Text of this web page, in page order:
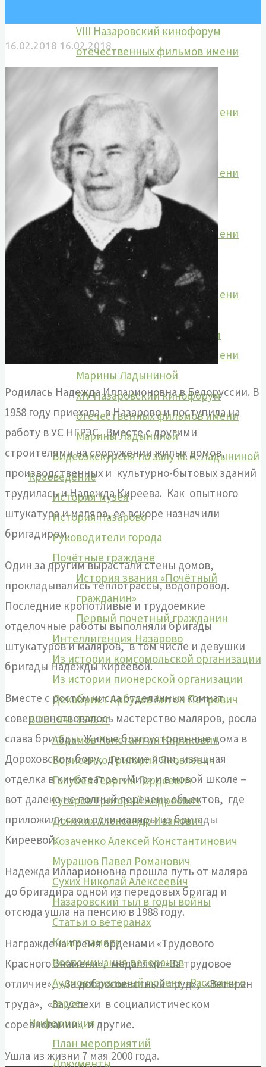
VIII Назаровский кинофорум
отечественных фильмов имени
Марины Ладыниной
IX Назаровский кинофорум
отечественных фильмов имени
Марины Ладыниной
X Назаровский кинофорум
отечественных фильмов имени
Марины Ладыниной
XI Назаровский кинофорум
отечественных фильмов имени
Марины Ладыниной
XII Назаровский кинофорум
отечественных фильмов имени
Марины Ладыниной
XIII Назаровский кинофорум
отечественных фильмов имени
Марины Ладыниной
XIV Назаровский кинофорум
отечественных фильмов имени
Марины Ладыниной
Видеоэкскурсия по залу М. А. Ладыниной
Краеведение
История музея
История Назарово
Руководители города
Почётные граждане
История звания «Почётный
гражданин»
Первый почетный гражданин
Интеллигенция Назарово
Из истории комсомольской организации
Из истории пионерской организации
Декабрист Арбузов Антон Петрович
ВОВ 1941-1945 гг
Абрамов Константин Кирикович
Борисенко Григорий Яковлевич
Голубев Георгий Гордеевич
Гусаров Григорий Андреевич
Донских Александр Иванович
Козаченко Алексей Константинович
Мурашов Павел Романович
Сухих Николай Алексеевич
Назаровский тыл в годы войны
Статьи о ветеранах
Книга памяти
Воспоминания ветеранов
Аудиовизуальный проект «Расскажи о
герое»
Информация
План мероприятий
Документы
16.02.2018 16.02.2018
Родилась Надежда Илларионовна в Белоруссии. В
1958 году приехала в Назарово и поступила на
работу в УС НГРЭС. Вместе с другими
строителями на сооружении жилых домов,
производственных и культурно-бытовых зданий
трудилась и Надежда Киреева. Как опытного
штукатура и маляра, ее вскоре назначили
бригадиром.
Один за другим вырастали стены домов,
прокладывались теплотрассы, водопровод.
Последние кропотливые и трудоемкие
отделочные работы выполняли бригады
штукатуров и маляров, в том числе и девушки
бригады Надежды Киреевой.
Вместе с ростом числа отделанных комнат
совершенствовалось мастерство маляров, росла
слава бригады. Жилые благоустроенные дома в
Дороховском бору, детские ясли, изящная
отделка в кинотеатре «Мир» и в новой школе –
вот далеко не полный перечень объектов, где
приложили свои руки маляры из бригады
Киреевой.
Надежда Илларионовна прошла путь от маляра
до бригадира одной из передовых бригад и
отсюда ушла на пенсию в 1988 году.
Награждена тремя орденами «Трудового
Красного Знамени», медалями «За трудовое
отличие», «За добросовестный труд», «Ветеран
труда», «За успехи в социалистическом
соревновании» и другие.
Ушла из жизни 7 мая 2000 года.